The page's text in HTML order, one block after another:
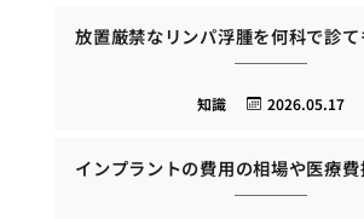
放置厳禁なリンパ浮腫を何科で診
2026.05.17
知識
インプラントの費用の相場や医療費